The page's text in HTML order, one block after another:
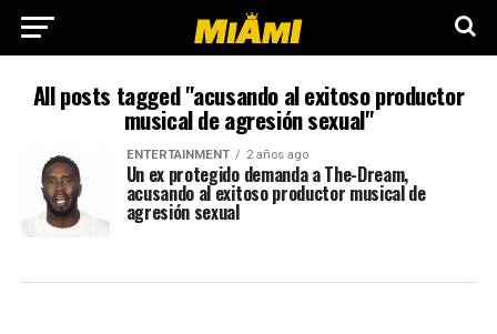
All posts tagged "acusando al exitoso productor
musical de agresión sexual"
ENTERTAINMENT 2 años ago
Un ex protegido demanda a The-Dream,
acusando al exitoso productor musical de
agresión sexual